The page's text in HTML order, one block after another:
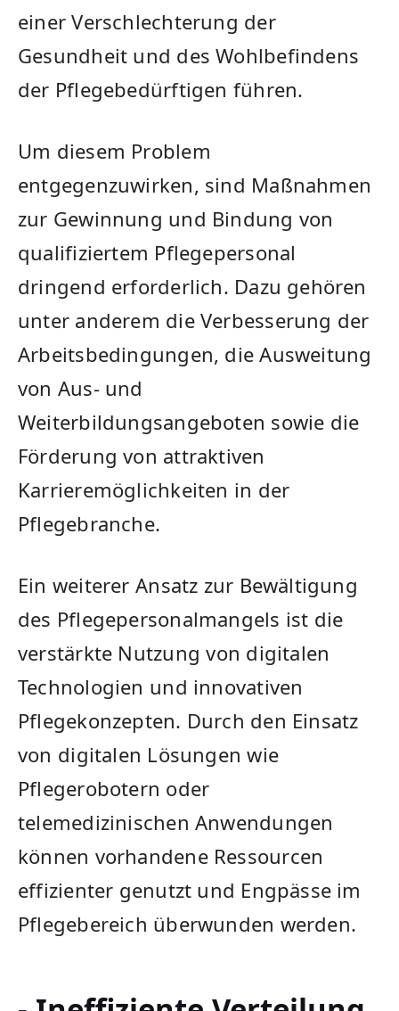
einer Verschlechterung der
Gesundheit und des Wohlbefindens
der Pflegebedürftigen führen.
Um diesem Problem
entgegenzuwirken, sind Maßnahmen
zur Gewinnung und Bindung von
qualifiziertem Pflegepersonal
dringend erforderlich. Dazu gehören
unter anderem die Verbesserung der
Arbeitsbedingungen, die‌ Ausweitung
von Aus- und
Weiterbildungsangeboten sowie die
Förderung von attraktiven
Karrieremöglichkeiten in‍ der
Pflegebranche.
Ein weiterer⁣ Ansatz zur Bewältigung
des Pflegepersonalmangels ist die
verstärkte Nutzung⁢ von digitalen
Technologien⁢ und innovativen
Pflegekonzepten. Durch den Einsatz
von ⁢digitalen Lösungen wie
Pflegerobotern oder
telemedizinischen Anwendungen
können vorhandene Ressourcen
effizienter genutzt‌ und Engpässe im
Pflegebereich überwunden werden.